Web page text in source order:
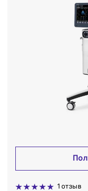
1 отзыв